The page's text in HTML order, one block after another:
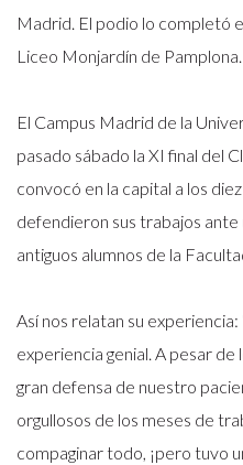
Madrid. El podio lo completó
Liceo Monjardín de Pamplona.
El Campus Madrid de la
pasado sábado la XI final del
convocó en la capital a los
defendieron sus trabajos
antiguos alumnos de la
Así nos relatan su
experiencia genial. A pesar de
gran defensa de nuestro
orgullosos de los meses de
compaginar todo, ¡pero tuvo